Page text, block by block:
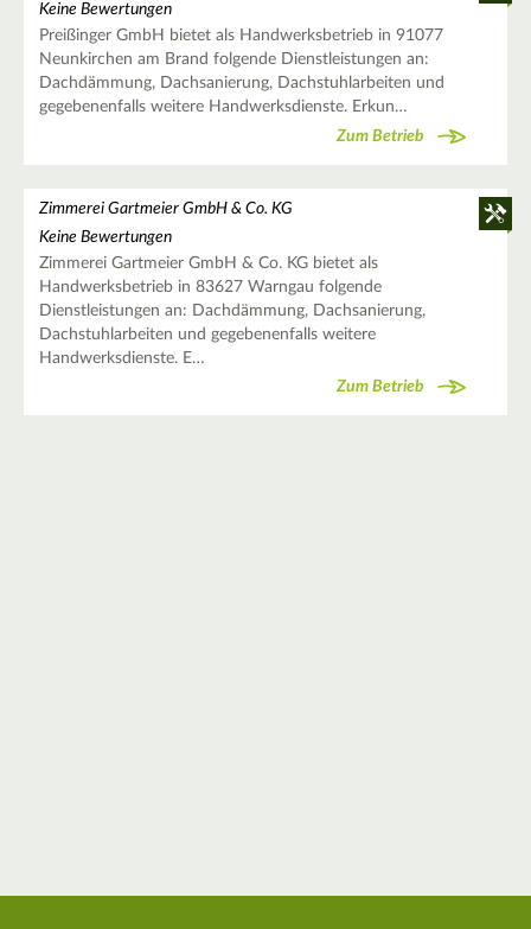
Keine Bewertungen
Preißinger GmbH bietet als Handwerksbetrieb in 91077
Neunkirchen am Brand folgende Dienstleistungen an:
Dachdämmung, Dachsanierung, Dachstuhlarbeiten und
gegebenenfalls weitere Handwerksdienste. Erkun…
Zum Betrieb
Zimmerei Gartmeier GmbH & Co. KG
Keine Bewertungen
Zimmerei Gartmeier GmbH & Co. KG bietet als
Handwerksbetrieb in 83627 Warngau folgende
Dienstleistungen an: Dachdämmung, Dachsanierung,
Dachstuhlarbeiten und gegebenenfalls weitere
Handwerksdienste. E…
Zum Betrieb